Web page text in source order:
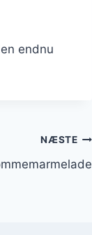
endnu
NÆSTE